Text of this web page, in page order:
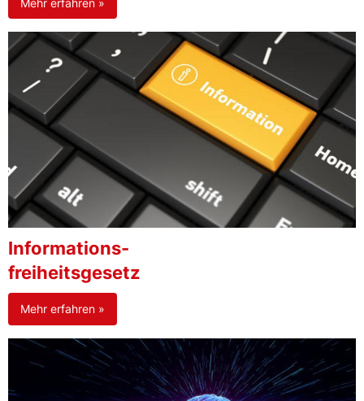
Informations-
freiheitsgesetz
Mehr erfahren »